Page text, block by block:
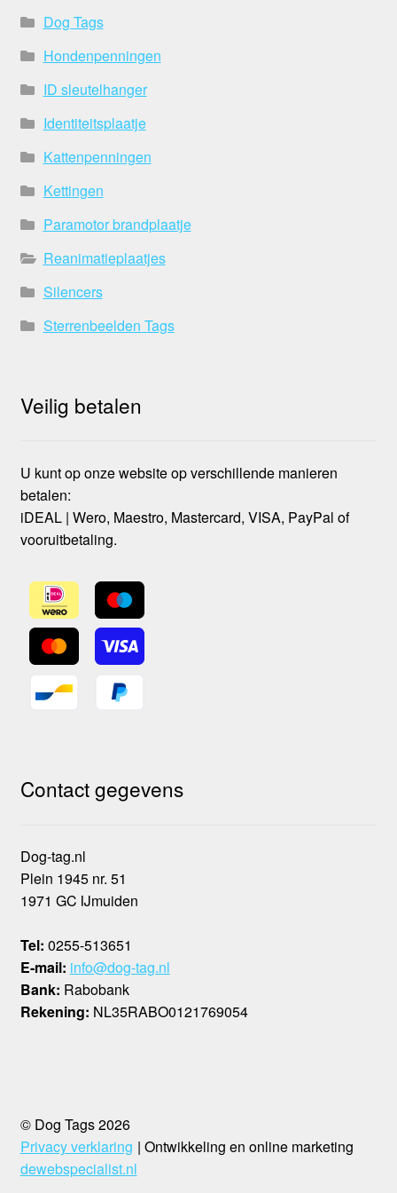
Dog Tags
Hondenpenningen
ID sleutelhanger
Identiteitsplaatje
Kattenpenningen
Kettingen
Paramotor brandplaatje
Reanimatieplaatjes
Silencers
Sterrenbeelden Tags
Veilig betalen
U kunt op onze website op verschillende manieren
betalen:
iDEAL | Wero, Maestro, Mastercard, VISA, PayPal of
vooruitbetaling.
Contact gegevens
Dog-tag.nl
Plein 1945 nr. 51
1971 GC IJmuiden
Tel: 0255-513651
E-mail: info@dog-tag.nl
Bank: Rabobank
Rekening: NL35RABO0121769054
© Dog Tags 2026
Privacy verklaring
Ontwikkeling en online marketing
dewebspecialist.nl